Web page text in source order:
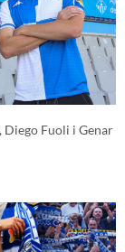
Diego Fuoli i Genar